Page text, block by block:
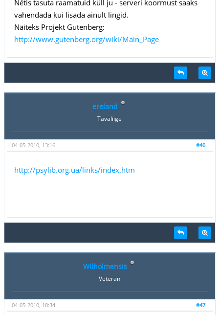
Nétis tasuta raamatuid küll ju - serveri koormust saaks
vähendada kui lisada ainult lingid.
Näiteks Projekt Gutenberg:
http://www.gutenberg.org/wiki/Main_Page
ereland
Tavaliige
#46
04-05-2010, 13:16
http://psylib.org.ua/links/index.htm
Wilholmensis
Veteran
#47
04-05-2010, 18:34